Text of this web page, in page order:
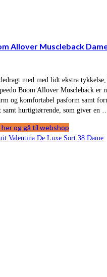
Allover Muscleback
med med lidt ekstra
Boom Allover Muscleback er
og komfortabel pasform samt
samt hurtigtørrende, som giver en
her og gå til webshop